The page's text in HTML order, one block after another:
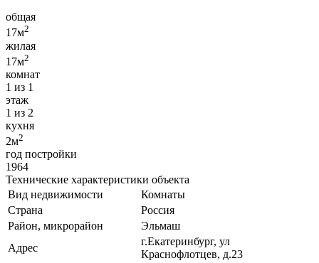
общая
17м2
жилая
17м2
комнат
1 из 1
этаж
1 из 2
кухня
2м2
год постройки
1964
Технические характеристики объекта
Вид недвижимости
Комнаты
Страна
Россия
Район, микрорайон
Эльмаш
Адрес
г.Екатеринбург, ул
Краснофлотцев, д.23